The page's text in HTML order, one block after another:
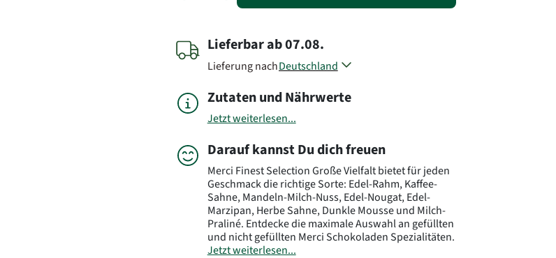
Lieferbarab07.08.
Lieferung nachDeutschland
Belgien
Frankreich
Luxemburg
Niederlande
Polen
Schweden
Slowenien
Tschechien
Andere Länder, andere Blumen..
Zutaten und Nährwerte
Jetzt weiterlesen...
Darauf kannst Du dich freuen
Merci Finest Selection Große Vielfalt bietet für jeden
Geschmack die richtige Sorte: Edel-Rahm, Kaffee-
Sahne, Mandeln-Milch-Nuss, Edel-Nougat, Edel-
Marzipan, Herbe Sahne, Dunkle Mousse und Milch-
Praliné. Entdecke die maximale Auswahl an gefüllten
und nicht gefüllten Merci Schokoladen Spezialitäten.
Jetzt weiterlesen...